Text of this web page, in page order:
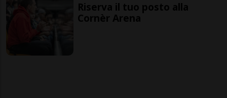
Riserva il tuo posto alla
Cornèr Arena